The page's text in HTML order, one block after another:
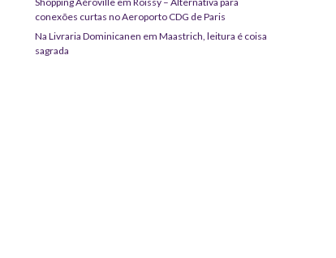
conexões curtas no Aeroporto CDG de Paris
Na Livraria Dominicanen em Maastrich, leitura é coisa
sagrada